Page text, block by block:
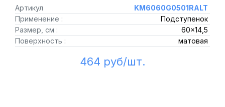
Артикул
KM6060G0501RALT
Применение :
Подступенок
Размер, см :
60x14,5
Поверхность :
матовая
464 руб/шт.